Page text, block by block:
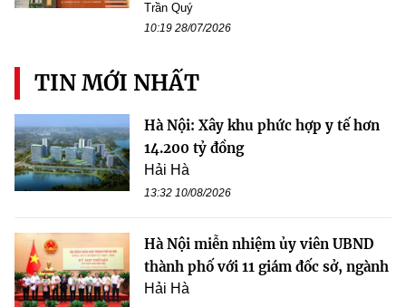
Trần Quý
10:19 28/07/2026
TIN MỚI NHẤT
Hà Nội: Xây khu phức hợp y tế hơn
14.200 tỷ đồng
Hải Hà
13:32 10/08/2026
Hà Nội miễn nhiệm ủy viên UBND
thành phố với 11 giám đốc sở, ngành
Hải Hà